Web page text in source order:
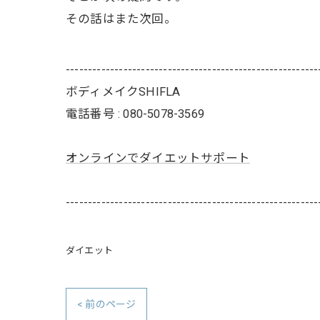
その話はまた次回。
ボディメイクSHIFLA
電話番号 : 080-5078-3569
オンラインでダイエットサポート
ダイエット
< 前のページ